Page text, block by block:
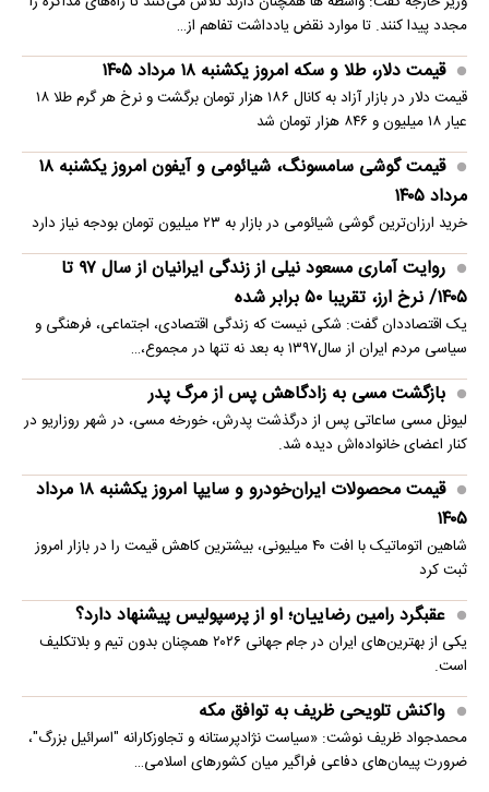
مجدد پیدا کنند. تا موارد نقض یادداشت تفاهم از…
قیمت دلار، طلا و سکه امروز یکشنبه ۱۸ مرداد ۱۴۰۵
قیمت دلار در بازار آزاد به کانال ۱۸۶ هزار تومان برگشت و نرخ هر گرم طلا ۱۸
عیار ۱۸ میلیون و ۸۴۶ هزار تومان شد
قیمت گوشی سامسونگ، شیائومی و آیفون امروز یکشنبه ۱۸
مرداد ۱۴۰۵
خرید ارزان‌ترین گوشی شیائومی در بازار به ۲۳ میلیون تومان بودجه نیاز دارد
روایت آماری مسعود نیلی از زندگی ایرانیان از سال ۹۷ تا
۱۴۰۵/ نرخ ارز، تقریبا ۵۰ برابر شده
یک اقتصاددان گفت: شکی نیست که زندگی اقتصادی، اجتماعی، فرهنگی و
سیاسی مردم ایران از سال۱۳۹۷ به بعد نه تنها در مجموع،…
بازگشت مسی به زادگاهش پس از مرگ پدر
لیونل مسی ساعاتی پس از درگذشت پدرش، خورخه مسی، در شهر روزاریو در
کنار اعضای خانواده‌اش دیده شد.
قیمت محصولات ایران‌خودرو و سایپا امروز یکشنبه ۱۸ مرداد
۱۴۰۵
شاهین اتوماتیک با افت ۴۰ میلیونی، بیشترین کاهش قیمت را در بازار امروز
ثبت کرد
عقبگرد رامین رضاییان؛ او از پرسپولیس پیشنهاد دارد؟
یکی از بهترین‌های ایران در جام جهانی ۲۰۲۶ همچنان بدون تیم و بلاتکلیف
است.
واکنش تلویحی ظریف به توافق مکه
محمدجواد ظریف نوشت: «سیاست نژادپرستانه و تجاوزکارانه "اسرائیل بزرگ"،
ضرورت پیمان‌های دفاعی فراگیر میان کشورهای اسلامی…